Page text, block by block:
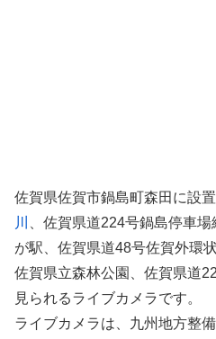
佐賀県佐賀市鍋島町森田に設
川
、佐賀県道224号鍋島停車
が駅、佐賀県道48号佐賀外環
佐賀県立森林公園、佐賀県道
見られるライブカメラです。
ライブカメラは、九州地方整